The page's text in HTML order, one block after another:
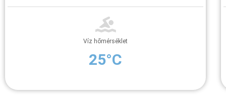
Víz hőmérséklet
25°C